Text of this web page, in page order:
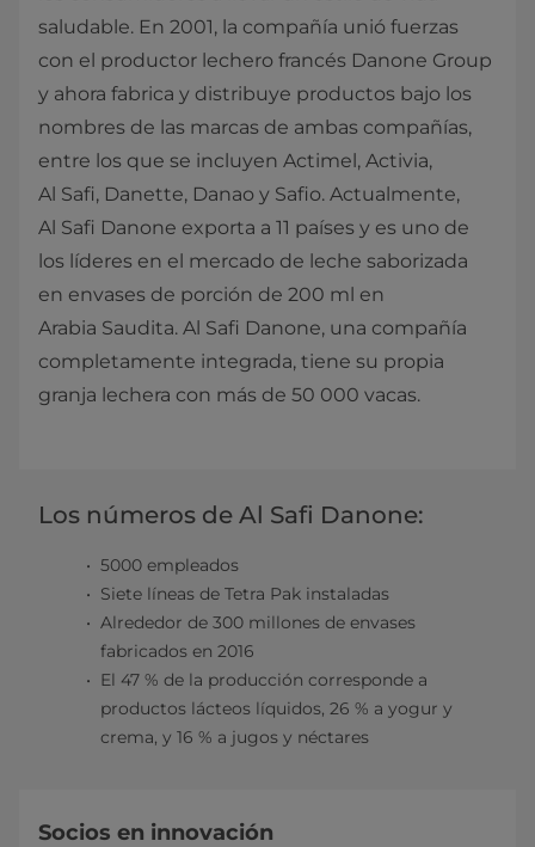
saludable. En 2001, la compañía unió fuerzas
con el productor lechero francés Danone Group
y ahora fabrica y distribuye productos bajo los
nombres de las marcas de ambas compañías,
entre los que se incluyen Actimel, Activia,
Al Safi, Danette, Danao y Safio. Actualmente,
Al Safi Danone exporta a 11 países y es uno de
los líderes en el mercado de leche saborizada
en envases de porción de 200 ml en
Arabia Saudita. Al Safi Danone, una compañía
completamente integrada, tiene su propia
granja lechera con más de 50 000 vacas.​
​Los números de Al Safi Danone:
​5000 empleados
Siete líneas de Tetra Pak instaladas
Alrededor de 300 millones de envases
fabricados en 2016
El 47 % de la producción corresponde a
productos lácteos líquidos, 26 % a yogur y
crema, y 16 % a jugos y néctares​
Socios en innovación